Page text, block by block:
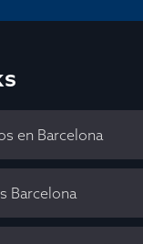
en Barcelona
Barcelona